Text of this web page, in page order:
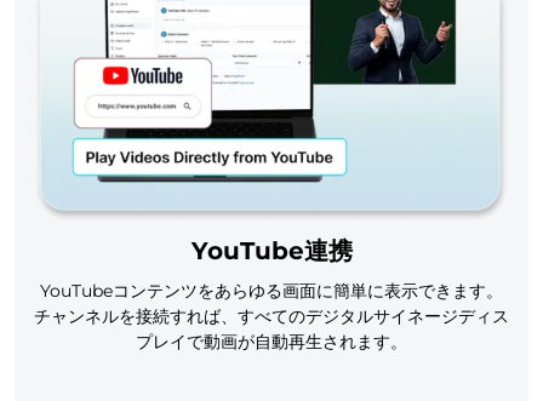
YouTube連携
YouTubeコンテンツをあらゆる画面に簡単に表示できます。
チャンネルを接続すれば、すべてのデジタルサイネージディス
プレイで動画が自動再生されます。